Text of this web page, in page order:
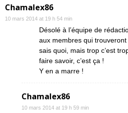
Chamalex86
10 mars 2014 at 19 h 54 min
Désolé à l’équipe de
aux membres qui
sais quoi, mais trop c’est
faire savoir, c’est ça !
Y en a marre !
Chamalex86
10 mars 2014 at 19 h 59 min